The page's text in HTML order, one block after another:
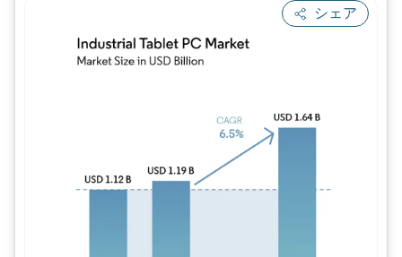
シェア